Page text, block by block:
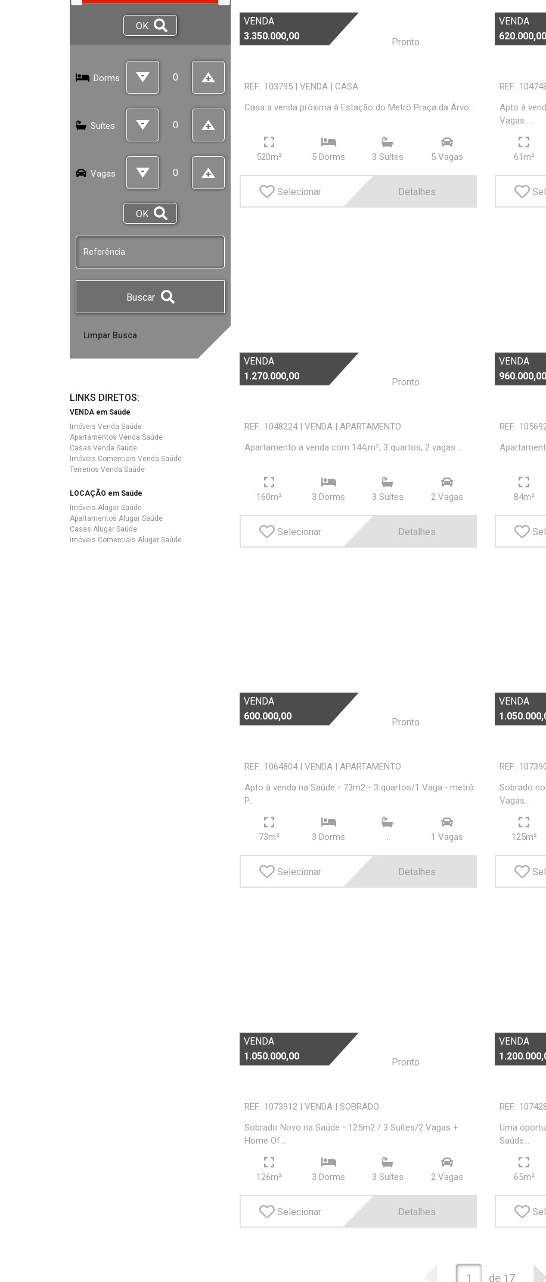
OK
Dorms
Suítes
Vagas
OK
Buscar
LINKS DIRETOS:
VENDA em Saúde
Imóveis Venda Saúde
Apartamentos Venda Saúde
Casas Venda Saúde
Imóveis Comerciais Venda Saúde
Terrenos Venda Saúde
LOCAÇÃO em Saúde
Imóveis Alugar Saúde
Apartamentos Alugar Saúde
Casas Alugar Saúde
Imóveis Comerciais Alugar Saúde
VENDA
3.350.000,00
Pronto
REF.: 103795 | VENDA | CASA
Casa a venda próxima à Estação do Metrô Praça da Árvo...
520m² 5 Dorms 3 Suí­tes 5 Vagas
Selecionar Detalhes
VENDA
620.000,00
REF.:
Apto à
Vagas ...
61m²
VENDA
1.270.000,00
Pronto
REF.: 1048224 | VENDA | APARTAMENTO
Apartamento a venda com 144,m², 3 quartos, 2 vagas ...
160m² 3 Dorms 3 Suí­tes 2 Vagas
Selecionar Detalhes
VENDA
960.000,00
REF.:
84m²
VENDA
600.000,00
Pronto
REF.: 1064804 | VENDA | APARTAMENTO
Apto à venda na Saúde - 73m2 - 3 quartos/1 Vaga.- metrô
P...
73m² 3 Dorms ... 1 Vagas
Selecionar Detalhes
VENDA
REF.:
Sobrado
Vagas...
125m²
VENDA
1.050.000,00
Pronto
REF.: 1073912 | VENDA | SOBRADO
Sobrado Novo na Saúde - 125m2 / 3 Suítes/2 Vagas +
Home Of...
126m² 3 Dorms 3 Suí­tes 2 Vagas
Selecionar Detalhes
VENDA
REF.:
Uma
Saúde...
65m²
1 de 17